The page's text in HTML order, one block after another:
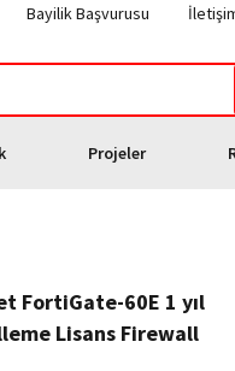
Bayilik Başvurusu
Projeler
FortiGate-60E 1 yıl
Lisans Firewall